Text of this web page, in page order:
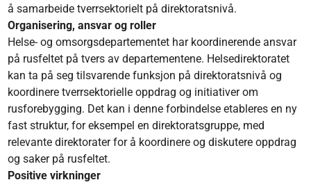
å samarbeide tverrsektorielt på direktoratsnivå.
Organisering, ansvar og roller​
Helse- og omsorgsdepartementet har koordinerende ansvar
på rusfeltet på tvers av departementene. Helsedirektoratet
kan ta på seg tilsvarende funksjon på direktoratsnivå og
koordinere tverrsektorielle oppdrag og initiativer om
rusforebygging. Det kan i denne forbindelse etableres en ny
fast struktur, for eksempel en direktoratsgruppe, med
relevante direktorater for å koordinere og diskutere oppdrag
og saker på rusfeltet.​
Positive virkninger​